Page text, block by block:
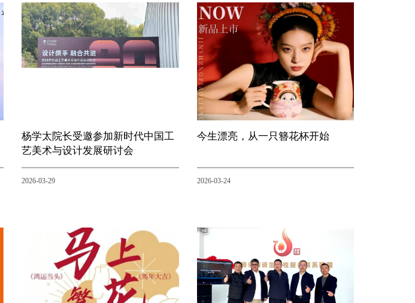
杨学太院长受邀参加新时代中国工
艺美术与设计发展研讨会
2026-03-29
今生漂亮，从一只簪花杯开始
2026-03-24